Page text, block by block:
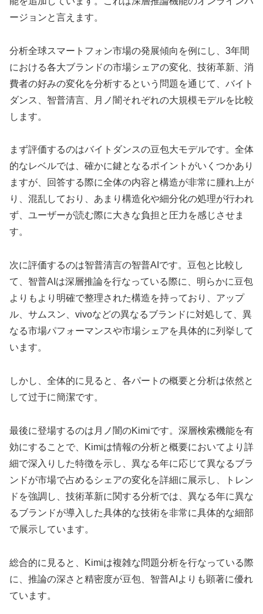
ージョンと言えます。
分析全球スマートフォン市場の発展傾向を例にし、3年間
における各大ブランドの市場シェアの変化、技術革新、消
費者の好みの変化を分析するという問題を通じて、バイト
ダンス、智普清言、月ノ闇それぞれの大規模モデルを比較
します。
まず評価するのはバイトダンスの豆包大モデルです。全体
的なレベルでは、確かに鍵となるポイントがいくつかあり
ますが、回答する際に全体の内容と構造が非常に腫れ上が
り、混乱しており、あまり構造化や細分化の処理が行われ
ず、ユーザーが読む際に大きな負担と圧力を感じさせま
す。
次に評価するのは智普清言の智普AIです。豆包と比較し
て、智普AIは深層推論を行なっている際に、明らかに豆包
よりもより明確で整理された構造を持っており、アップ
ル、サムスン、vivoなどの異なるブランドに対処して、異
なる市場パフォーマンスや市場シェアを具体的に列挙して
います。
しかし、全体的に見ると、各パートの概要と分析は依然と
して过于に簡潔です。
最後に登場するのは月ノ闇のKimiです。深層検索機能を有
効にすることで、Kimiは情報の分析と概要においてより詳
細で深入りした特徴を示し、異なる年に応じて異なるブラ
ンドが市場で占めるシェアの変化を詳細に展示し、トレン
ドを強調し、技術革新に関する分析では、異なる年に異な
るブランドが導入した具体的な技術を非常に具体的な細部
で展示しています。
総合的に見ると、Kimiは複雑な問題分析を行なっている際
に、推論の深さと精密度が豆包、智普AIよりも顕著に優れ
ています。